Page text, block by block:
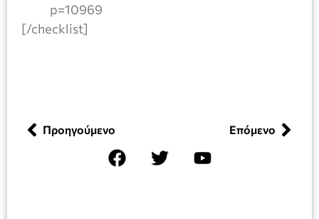
p=10969
[/checklist]
Προηγούμενο Επόμενο